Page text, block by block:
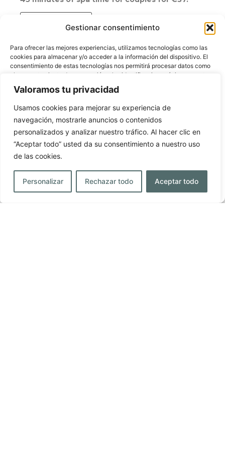
Valoramos tu privacidad
Usamos cookies para mejorar su experiencia de
navegación, mostrarle anuncios o contenidos
personalizados y analizar nuestro tráfico. Al hacer clic en
“Aceptar todo” usted da su consentimiento a nuestro uso
de las cookies.
Personalizar Rechazar todo Aceptar todo
Gestionar consentimiento
Para ofrecer las mejores experiencias, utilizamos tecnologías como las
cookies para almacenar y/o acceder a la información del dispositivo. El
consentimiento de estas tecnologías nos permitirá procesar datos como
el comportamiento de navegación o las identificaciones únicas en este
sitio. No consentir o retirar el consentimiento, puede afectar
negativamente a ciertas características y funciones.
Aceptar
Denegar
Cookie policyPrivacy policyLegal Notice
BOOK NOW